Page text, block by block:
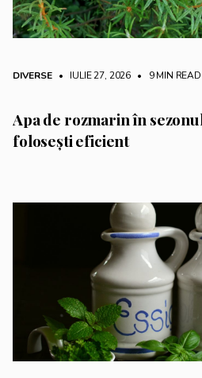
DIVERSE • IULIE 27, 2026 • 9 MIN READ
Apa de rozmarin în
folosești eficient